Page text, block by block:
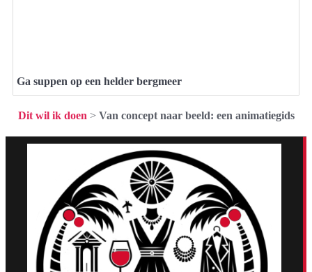
Ga suppen op een helder bergmeer
Dit wil ik doen > Van concept naar beeld: een animatiegids